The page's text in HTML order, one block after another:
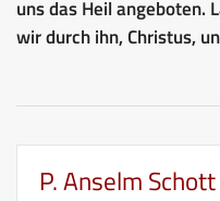
uns das Heil angeboten.
wir durch ihn, Christus,
P. Anselm Schott